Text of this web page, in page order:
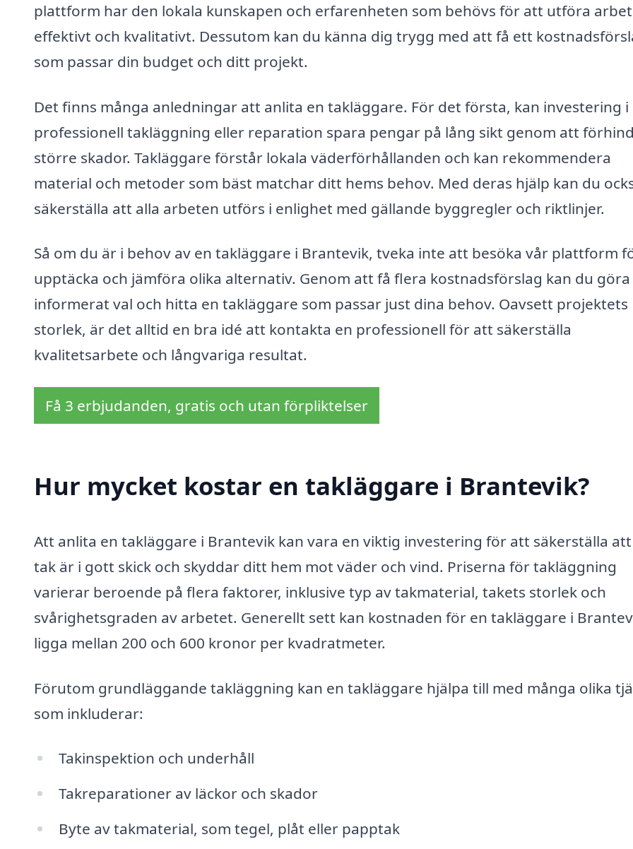
plattform har den lokala kunskapen och erfarenheten som behövs för att utföra
effektivt och kvalitativt. Dessutom kan du känna dig trygg med att få ett
som passar din budget och ditt projekt.
Det finns många anledningar att anlita en takläggare. För det första, kan investering i
professionell takläggning eller reparation spara pengar på lång sikt genom att
större skador. Takläggare förstår lokala väderförhållanden och kan rekommendera
material och metoder som bäst matchar ditt hems behov. Med deras hjälp kan du
säkerställa att alla arbeten utförs i enlighet med gällande byggregler och riktlinjer.
Så om du är i behov av en takläggare i Brantevik, tveka inte att besöka vår plattform
upptäcka och jämföra olika alternativ. Genom att få flera kostnadsförslag kan du
informerat val och hitta en takläggare som passar just dina behov. Oavsett projektets
storlek, är det alltid en bra idé att kontakta en professionell för att säkerställa
kvalitetsarbete och långvariga resultat.
Få 3 erbjudanden, gratis och utan förpliktelser
Hur mycket kostar en takläggare i Brantevik?
Att anlita en takläggare i Brantevik kan vara en viktig investering för att säkerställa
tak är i gott skick och skyddar ditt hem mot väder och vind. Priserna för takläggning
varierar beroende på flera faktorer, inklusive typ av takmaterial, takets storlek och
svårighetsgraden av arbetet. Generellt sett kan kostnaden för en takläggare i
ligga mellan 200 och 600 kronor per kvadratmeter.
Förutom grundläggande takläggning kan en takläggare hjälpa till med många olika
som inkluderar:
Takinspektion och underhåll
Takreparationer av läckor och skador
Byte av takmaterial, som tegel, plåt eller papptak